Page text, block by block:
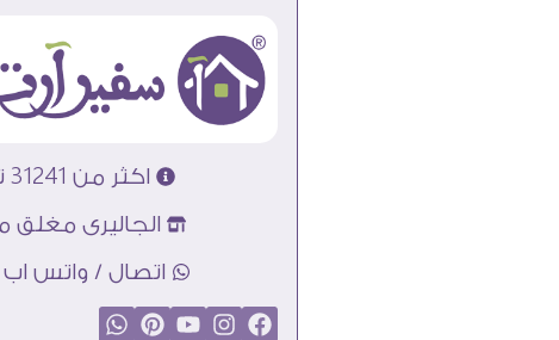
اكثر من 31241 تابلوه مودرن
الجاليرى مغلق
اتصال / واتس اب :